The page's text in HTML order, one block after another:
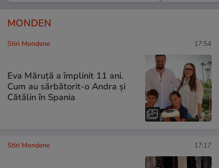
MONDEN
Stiri Mondene 17:54
Eva Măruță a împlinit 11 ani.
Cum au sărbătorit-o Andra și
Cătălin în Spania
Stiri Mondene 17:17